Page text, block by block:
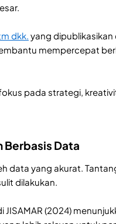
dkk. yang dipublikasikan
mempercepat
pada strategi,
Berbasis Data
data yang akurat.
dilakukan.
JISAMAR (2024)